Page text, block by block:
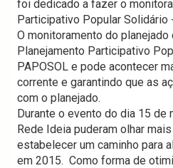
foi dedicado a fazer o
Participativo Popular Solidário
O monitoramento do planejado
Planejamento Participativo
PAPOSOL e pode acontecer
corrente e garantindo que as
com o planejado.
Durante o evento do dia 15 de
Rede Ideia puderam olhar
estabelecer um caminho para
em 2015. Como forma de